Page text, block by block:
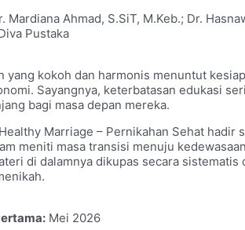
Mardiana Ahmad, S.SiT, M.Keb.; Dr.
Pustaka
yang kokoh dan harmonis menuntut
Sayangnya, keterbatasan edukasi
bagi masa depan mereka.
Marriage – Pernikahan Sehat
meniti masa transisi menuju
di dalamnya dikupas secara
Mei 2026